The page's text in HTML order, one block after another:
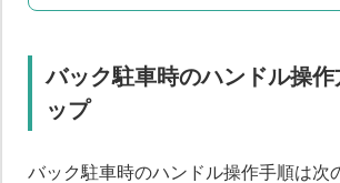
バック駐車時のハンドル操
ップ
バック駐車時のハンドル操作手順は次